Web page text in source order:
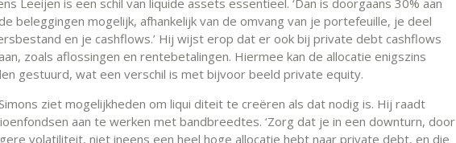
beleggingen mogelijk, afhankelijk van de omvang van je portefeuille, je deel
en je cashflows.’ Hij wijst erop dat er ook bij private debt cashflows
zoals aflossingen en rentebetalingen. Hiermee kan de allocatie enigszins
gestuurd, wat een verschil is met bijvoor beeld private equity.
ziet mogelijkheden om liqui diteit te creëren als dat nodig is. Hij raadt
aan te werken met bandbreedtes. ‘Zorg dat je in een downturn, door
volatiliteit, niet ineens een heel hoge allocatie hebt naar private debt, en die